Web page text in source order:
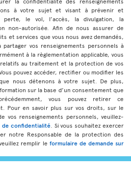
à votre sujet et visant à prévenir et
le vol, l’accès, la divulgation, la
non-autorisée. Afin de nous assurer de
et services que vous nous avez demandés,
vos renseignements personnels à
à la règlementation applicable, vous
au traitement et la protection de vos
pouvez accéder, rectifier ou modifier les
nous détenons à votre sujet. De plus,
sur la base d’un consentement que
vous pouvez retirer ce
Pour en savoir plus sur vos droits, sur le
vos renseignements personnels, veuillez-
de confidentialité. Si vous souhaitez exercer
notre Responsable de la protection des
remplir le formulaire de demande sur